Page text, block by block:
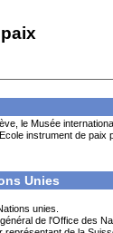
le Musée
instrument de
Unies
unies.
de l'Office des